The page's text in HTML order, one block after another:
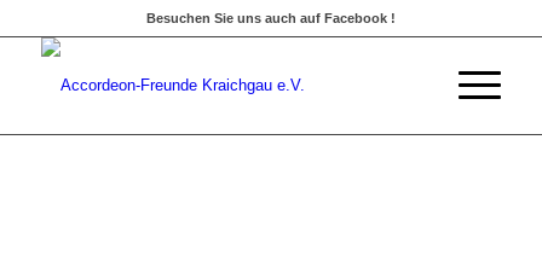
Besuchen Sie uns auch auf Facebook !